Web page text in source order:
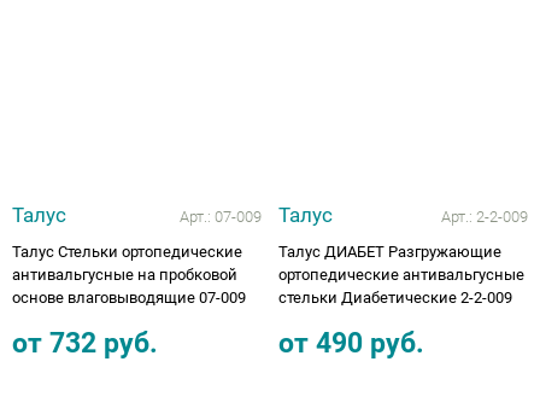
Талус Арт.: 07-009
Талус Стельки ортопедические
антивальгусные на пробковой
основе влаговыводящие 07-009
от 732 руб.
Талус Арт.: 2-2-009
Талус ДИАБЕТ Разгружающие
ортопедические антивальгусные
стельки Диабетические 2-2-009
от 490 руб.